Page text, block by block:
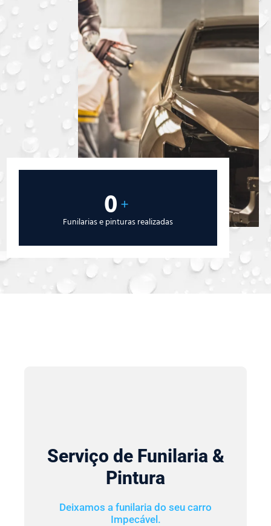
0+
Funilarias e pinturas realizadas
Serviço de Funilaria &
Pintura
Deixamos a funilaria do seu carro
Impecável.